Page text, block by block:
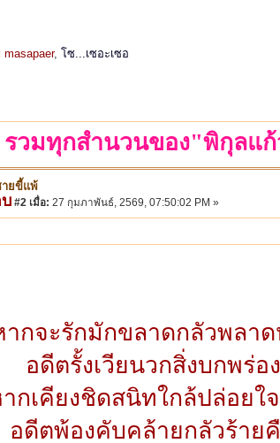
masapaer, โซ...เซอะเซอ
รวมทุกสำนวนของ"พิกุลแ
ายขี้แพ้
#2 เมื่อ: 27 กุมภาพันธ์, 2569, 07:50:02 PM »
ากจะรักมักขลาดกลัวพลาด
อดีตรั้งเวียนวกสิ่งบกพร่อง
กเคียงชิดสนิทใกล้ปล่อยใ
อดีตพ้องคับคล้ายกลัวร้าย